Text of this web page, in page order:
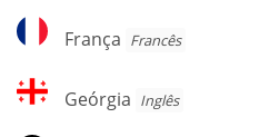
França
França Francês
Geórgia
Geórgia Inglês